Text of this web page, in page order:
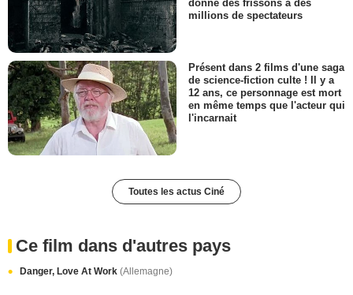
donné des frissons à des
millions de spectateurs
Présent dans 2 films d'une saga
de science-fiction culte ! Il y a
12 ans, ce personnage est mort
en même temps que l'acteur qui
l'incarnait
Toutes les actus Ciné
Ce film dans d'autres pays
Danger, Love At Work (Allemagne)